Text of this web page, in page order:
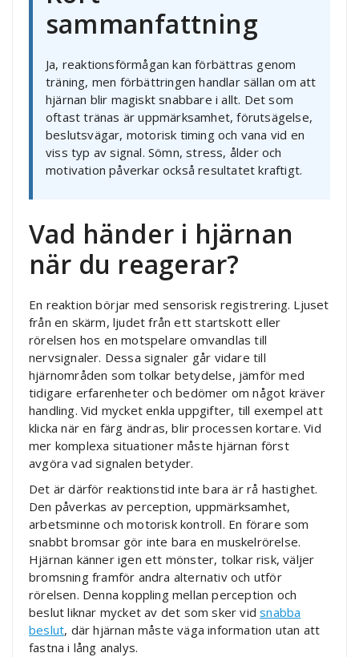
sammanfattning
Ja, reaktionsförmågan kan förbättras genom
träning, men förbättringen handlar sällan om att
hjärnan blir magiskt snabbare i allt. Det som
oftast tränas är uppmärksamhet, förutsägelse,
beslutsvägar, motorisk timing och vana vid en
viss typ av signal. Sömn, stress, ålder och
motivation påverkar också resultatet kraftigt.
Vad händer i hjärnan
när du reagerar?
En reaktion börjar med sensorisk registrering. Ljuset
från en skärm, ljudet från ett startskott eller
rörelsen hos en motspelare omvandlas till
nervsignaler. Dessa signaler går vidare till
hjärnområden som tolkar betydelse, jämför med
tidigare erfarenheter och bedömer om något kräver
handling. Vid mycket enkla uppgifter, till exempel att
klicka när en färg ändras, blir processen kortare. Vid
mer komplexa situationer måste hjärnan först
avgöra vad signalen betyder.
Det är därför reaktionstid inte bara är rå hastighet.
Den påverkas av perception, uppmärksamhet,
arbetsminne och motorisk kontroll. En förare som
snabbt bromsar gör inte bara en muskelrörelse.
Hjärnan känner igen ett mönster, tolkar risk, väljer
bromsning framför andra alternativ och utför
rörelsen. Denna koppling mellan perception och
beslut liknar mycket av det som sker vidsnabba
beslut, där hjärnan måste väga information utan att
fastna i lång analys.